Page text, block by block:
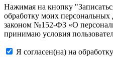
Нажимая на кнопку
обработку моих персональных
законом №152-ФЗ «О
принимаю условия
Я согласен(на) на